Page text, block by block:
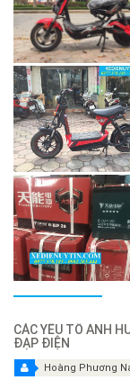
CÁC YẾU TỐ ẢNH
ĐẠP ĐIỆN
Hoàng Phương